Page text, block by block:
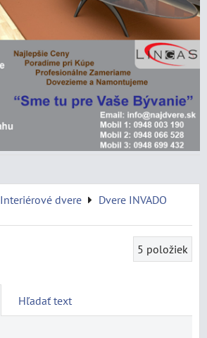
Interiérové dvere
Dvere INVADO
5 položiek
Hľadať text